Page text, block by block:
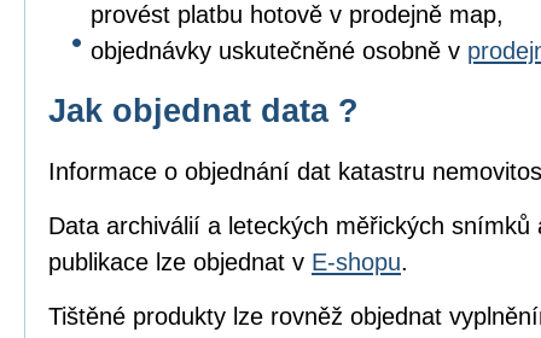
provést platbu hotově v prodejně map,
objednávky uskutečněné osobně v
Jak objednat data ?
Informace o objednání dat katastru
Data archiválií a leteckých měřických
publikace lze objednat v E-shopu.
Tištěné produkty lze rovněž objednat